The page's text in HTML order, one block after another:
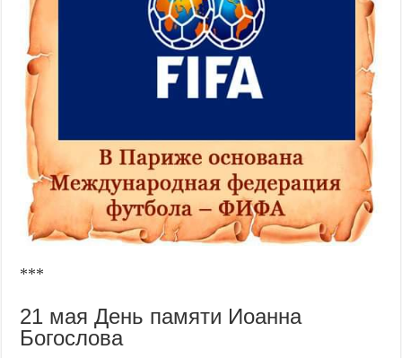
***
21 мая День памяти Иоанна
Богослова